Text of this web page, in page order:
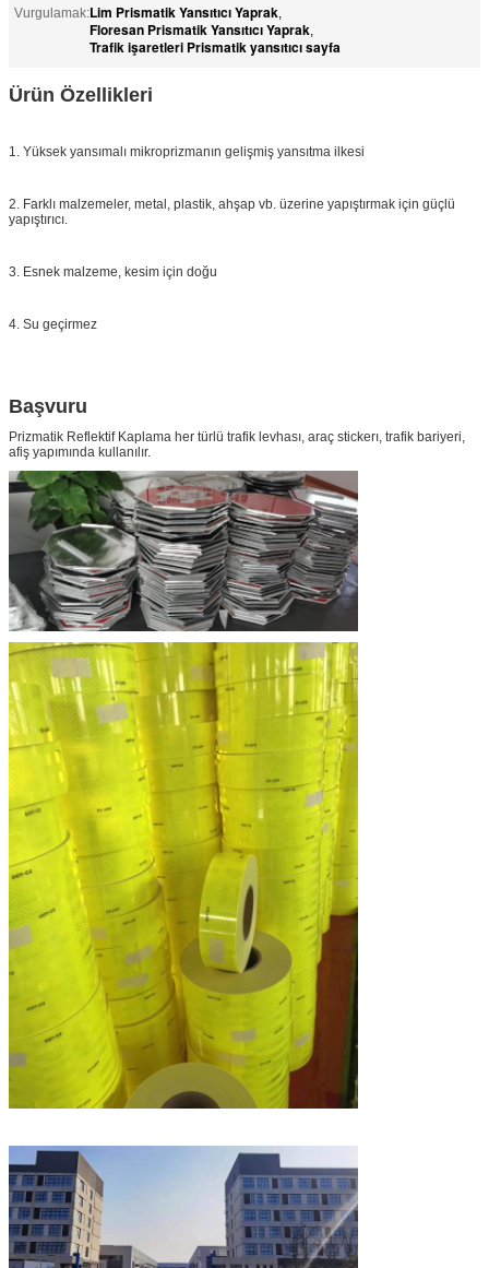
Vurgulamak:Lim Prismatik Yansıtıcı Yaprak,
Floresan Prismatik Yansıtıcı Yaprak,
Trafik işaretleri Prismatik yansıtıcı sayfa
Ürün Özellikleri
1. Yüksek yansımalı mikroprizmanın gelişmiş yansıtma ilkesi
2. Farklı malzemeler, metal, plastik, ahşap vb. üzerine yapıştırmak için güçlü
yapıştırıcı.
3. Esnek malzeme, kesim için doğu
4. Su geçirmez
Başvuru
Prizmatik Reflektif Kaplama her türlü trafik levhası, araç stickerı, trafik bariyeri,
afiş yapımında kullanılır.